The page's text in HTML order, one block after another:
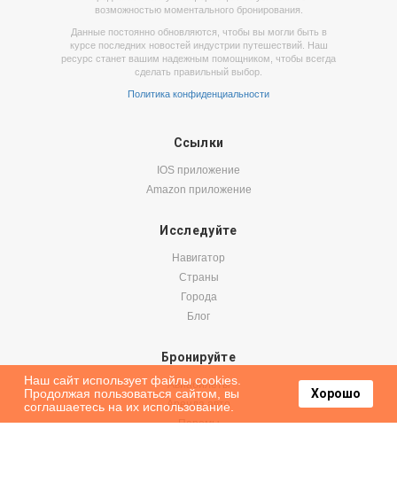
возможностью моментального бронирования.
Данные постоянно обновляются, чтобы вы могли быть в
курсе последних новостей индустрии путешествий. Наш
ресурс станет вашим надежным помощником, чтобы всегда
сделать правильный выбор.
Политика конфиденциальности
Ссылки
IOS приложение
Amazon приложение
Исследуйте
Навигатор
Страны
Города
Блог
Бронируйте
Авиабилеты
Аренда авто
Паромы
Наш сайт использует файлы cookies.
Продолжая пользоваться сайтом, вы
соглашаетесь на их использование.
Хорошо